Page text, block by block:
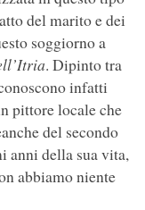
del marito e dei
soggiorno a
. Dipinto tra
infatti
pittore locale che
del secondo
anni della sua vita,
abbiamo niente